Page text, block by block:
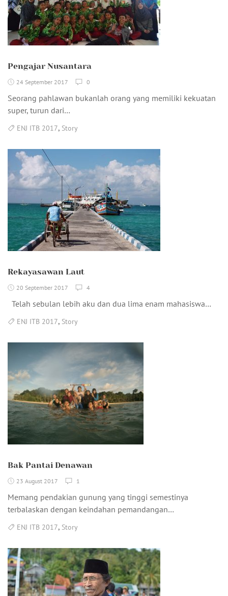
Pengajar Nusantara
24 September 2017 0
Seorang pahlawan bukanlah orang yang memiliki kekuatan
super, turun dari…
ENJ ITB 2017, Story
Rekayasawan Laut
20 September 2017 4
Telah sebulan lebih aku dan dua lima enam mahasiswa…
ENJ ITB 2017, Story
Bak Pantai Denawan
23 August 2017 1
Memang pendakian gunung yang tinggi semestinya
terbalaskan dengan keindahan pemandangan…
ENJ ITB 2017, Story